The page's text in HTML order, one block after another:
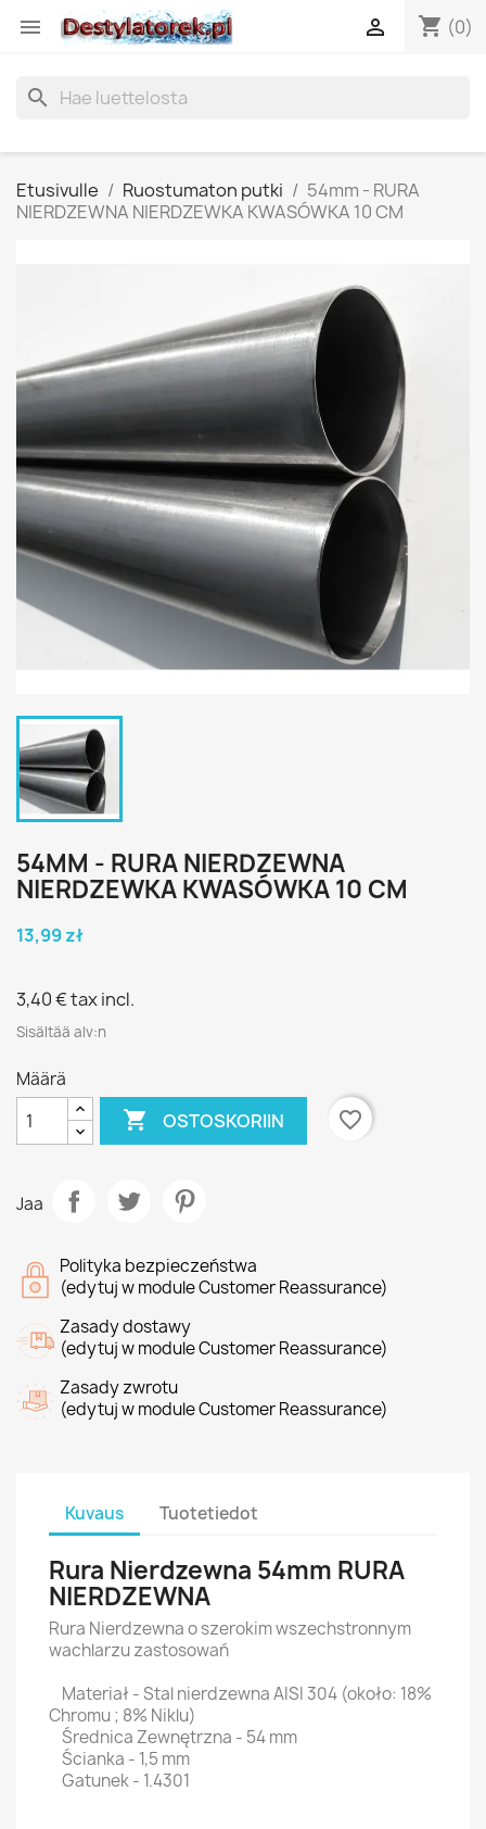
 shopping_cart (0)

search
Etusivulle Ruostumaton putki
54mm - RURA
NIERDZEWNA NIERDZEWKA KWASÓWKA 10 CM
54MM - RURA NIERDZEWNA
NIERDZEWKA KWASÓWKA 10 CM
13,99 zł
3,40 €tax incl.
Sisältää alv:n
Määrä
 OSTOSKORIIN favorite_border
Jaa
Polityka bezpieczeństwa
(edytuj w module Customer Reassurance)
Zasady dostawy
(edytuj w module Customer Reassurance)
Zasady zwrotu
(edytuj w module Customer Reassurance)
Kuvaus Tuotetiedot
Rura Nierdzewna 54mm RURA
NIERDZEWNA
Rura Nierdzewna o szerokim wszechstronnym
wachlarzu zastosowań
Materiał - Stal nierdzewna AISI 304 (około: 18%
Chromu ; 8% Niklu)
Średnica Zewnętrzna - 54 mm
Ścianka - 1,5 mm
Gatunek - 1.4301